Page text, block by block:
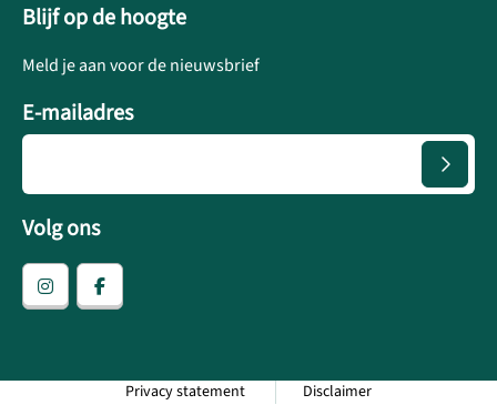
Blijf op de hoogte
Meld je aan voor de nieuwsbrief
E-mailadres
Volg ons
Privacy statement Disclaimer